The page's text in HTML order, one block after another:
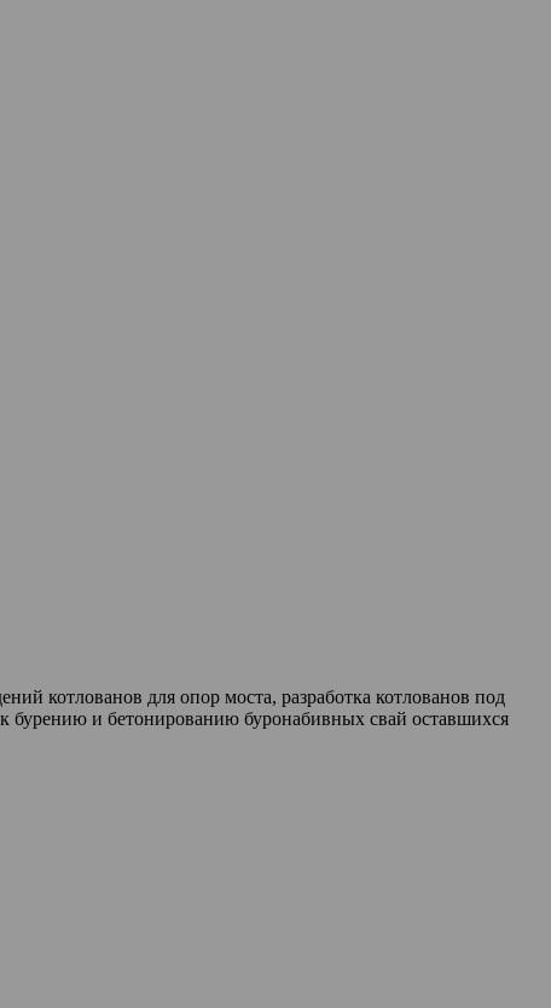
котлованов для опор моста, разработка котлованов под
бурению и бетонированию буронабивных свай оставшихся